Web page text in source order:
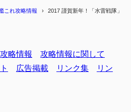
これ攻略情報 2017 謹賀新年！「水雷戦隊」
略情報
攻略情報に関して
広告掲載 リンク集
リン